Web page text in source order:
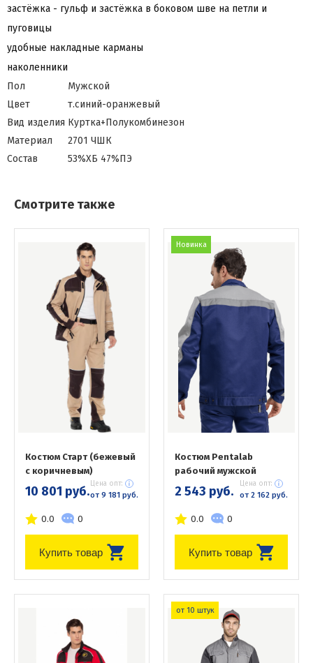
застёжка - гульф и застёжка в боковом шве на петли и
пуговицы
удобные накладные карманы
наколенники
Пол
Мужской
Цвет
т.синий-оранжевый
Вид изделия Куртка+Полукомбинезон
Материал
2701 ЧШК
Состав
53%ХБ 47%ПЭ
Смотрите также
Костюм Старт (бежевый
с коричневым)
10 801 руб. Цена опт:
от 9 181 руб.
0.0 0
Купить товар
Новинка
Костюм Pentalab
рабочий мужской
2 543 руб. Цена опт:
от 2 162 руб.
0.0 0
Купить товар
от 10 штук